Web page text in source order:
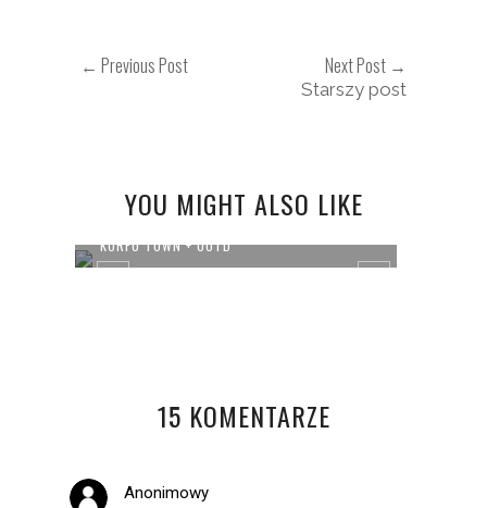
← Previous Post Next Post →
Starszy post
YOU MIGHT ALSO LIKE
KORFU TOWN + OOTD
15 KOMENTARZE
Anonimowy